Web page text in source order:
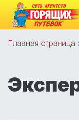
Главная страница